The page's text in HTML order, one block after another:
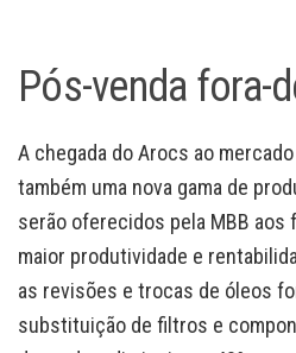
Pós-venda fora-
A chegada do Arocs ao
também uma nova gama de
serão oferecidos pela MBB
maior produtividade e
as revisões e trocas de óleos
substituição de filtros e